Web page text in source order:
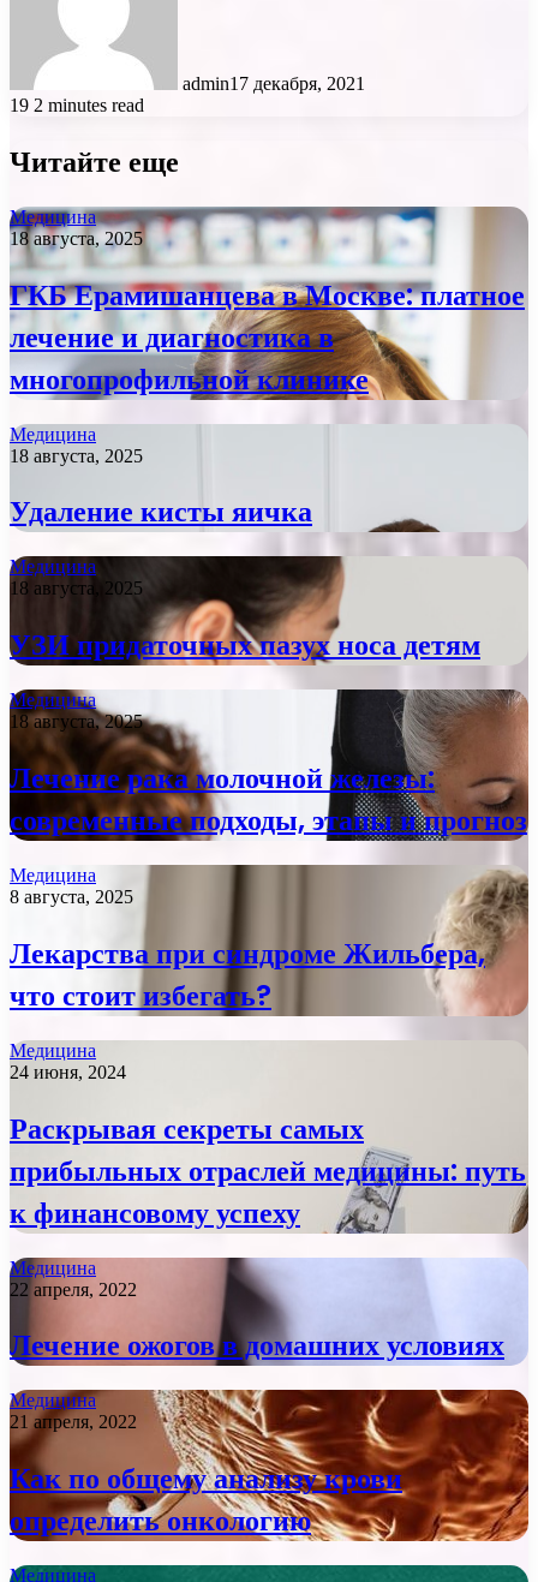
admin17 декабря, 2021
19 2 minutes read
Читайте еще
Медицина
18 августа, 2025
ГКБ Ерамишанцева в Москве: платное
лечение и диагностика в
многопрофильной клинике
Медицина
18 августа, 2025
Удаление кисты яичка
Медицина
18 августа, 2025
УЗИ придаточных пазух носа детям
Медицина
18 августа, 2025
Лечение рака молочной железы:
современные подходы, этапы и прогноз
Медицина
8 августа, 2025
Лекарства при синдроме Жильбера,
что стоит избегать?
Медицина
24 июня, 2024
Раскрывая секреты самых
прибыльных отраслей медицины: путь
к финансовому успеху
Медицина
22 апреля, 2022
Лечение ожогов в домашних условиях
Медицина
21 апреля, 2022
Как по общему анализу крови
определить онкологию
Медицина